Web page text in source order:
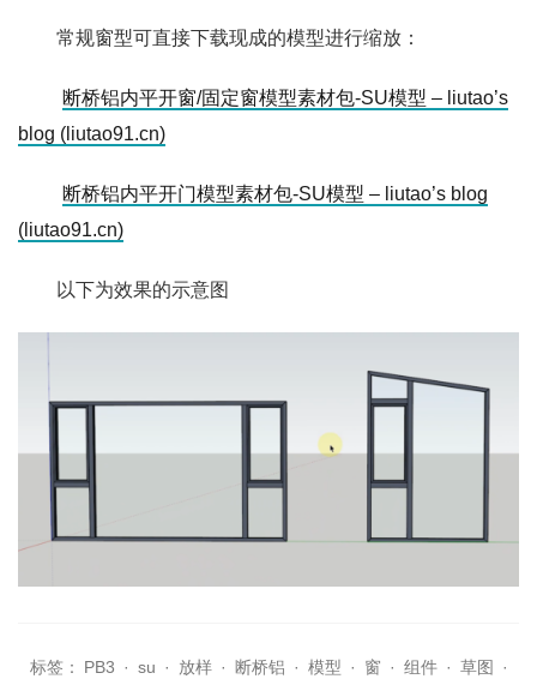
常规窗型可直接下载现成的模型进行缩放：
断桥铝内平开窗/固定窗模型素材包-SU模型 – liutao’s
blog (liutao91.cn)
断桥铝内平开门模型素材包-SU模型 – liutao’s blog
(liutao91.cn)
以下为效果的示意图
标签： PB3 · su · 放样 · 断桥铝 · 模型 · 窗 · 组件 · 草图
·